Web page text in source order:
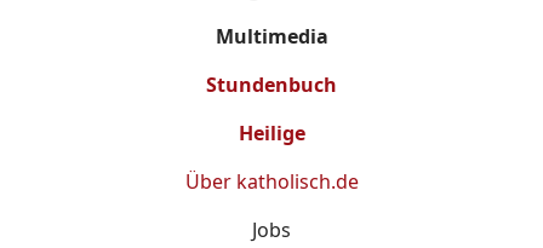
Multimedia
Stundenbuch
Heilige
Über katholisch.de
Jobs